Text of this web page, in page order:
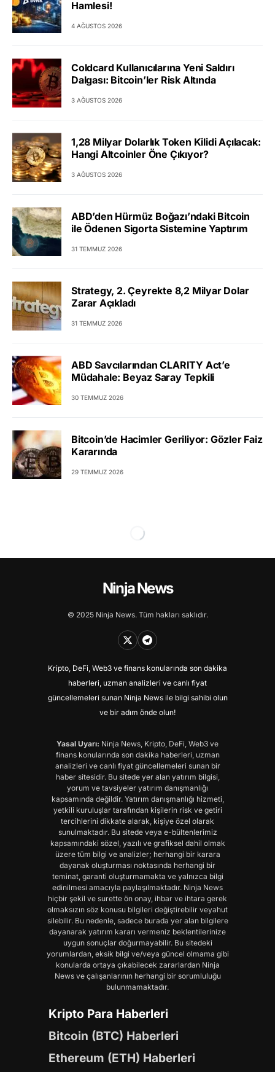
Hamlesi!
4 AĞUSTOS 2026
Coldcard Kullanıcılarına Yeni Saldırı
Dalgası: Bitcoin’ler Risk Altında
3 AĞUSTOS 2026
1,28 Milyar Dolarlık Token Kilidi Açılacak:
Hangi Altcoinler Öne Çıkıyor?
3 AĞUSTOS 2026
ABD’den Hürmüz Boğazı’ndaki Bitcoin
ile Ödenen Sigorta Sistemine Yaptırım
31 TEMMUZ 2026
Strategy, 2. Çeyrekte 8,2 Milyar Dolar
Zarar Açıkladı
31 TEMMUZ 2026
ABD Savcılarından CLARITY Act’e
Müdahale: Beyaz Saray Tepkili
30 TEMMUZ 2026
Bitcoin’de Hacimler Geriliyor: Gözler Faiz
Kararında
29 TEMMUZ 2026
Ninja News
© 2025 Ninja News. Tüm hakları saklıdır.
Kripto, DeFi, Web3 ve finans konularında son dakika
haberleri, uzman analizleri ve canlı fiyat
güncellemeleri sunan Ninja News ile bilgi sahibi olun
ve bir adım önde olun!
Yasal Uyarı: Ninja News, Kripto, DeFi, Web3 ve
finans konularında son dakika haberleri, uzman
analizleri ve canlı fiyat güncellemeleri sunan bir
haber sitesidir. Bu sitede yer alan yatırım bilgisi,
yorum ve tavsiyeler yatırım danışmanlığı
kapsamında değildir. Yatırım danışmanlığı hizmeti,
yetkili kuruluşlar tarafından kişilerin risk ve getiri
tercihlerini dikkate alarak, kişiye özel olarak
sunulmaktadır. Bu sitede veya e-bültenlerimiz
kapsamındaki sözel, yazılı ve grafiksel dahil olmak
üzere tüm bilgi ve analizler; herhangi bir karara
dayanak oluşturması noktasında herhangi bir
teminat, garanti oluşturmamakta ve yalnızca bilgi
edinilmesi amacıyla paylaşılmaktadır. Ninja News
hiçbir şekil ve surette ön onay, ihbar ve ihtara gerek
olmaksızın söz konusu bilgileri değiştirebilir veyahut
silebilir. Bu nedenle, sadece burada yer alan bilgilere
dayanarak yatırım kararı vermeniz beklentilerinize
uygun sonuçlar doğurmayabilir. Bu sitedeki
yorumlardan, eksik bilgi ve/veya güncel olmama gibi
konularda ortaya çıkabilecek zararlardan Ninja
News ve çalışanlarının herhangi bir sorumluluğu
bulunmamaktadır.
Kripto Para Haberleri
Bitcoin (BTC) Haberleri
Ethereum (ETH) Haberleri